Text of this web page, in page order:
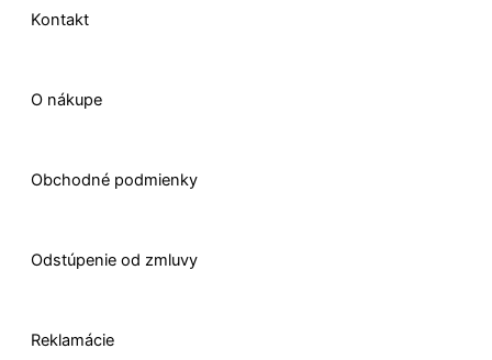
-
f
Kontakt
O nákupe
Obchodné podmienky
Odstúpenie od zmluvy
Reklamácie